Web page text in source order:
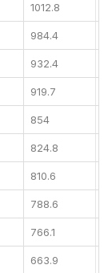
1012.8
984.4
932.4
919.7
854
824.8
810.6
788.6
766.1
663.9